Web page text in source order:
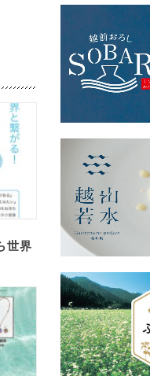
世界